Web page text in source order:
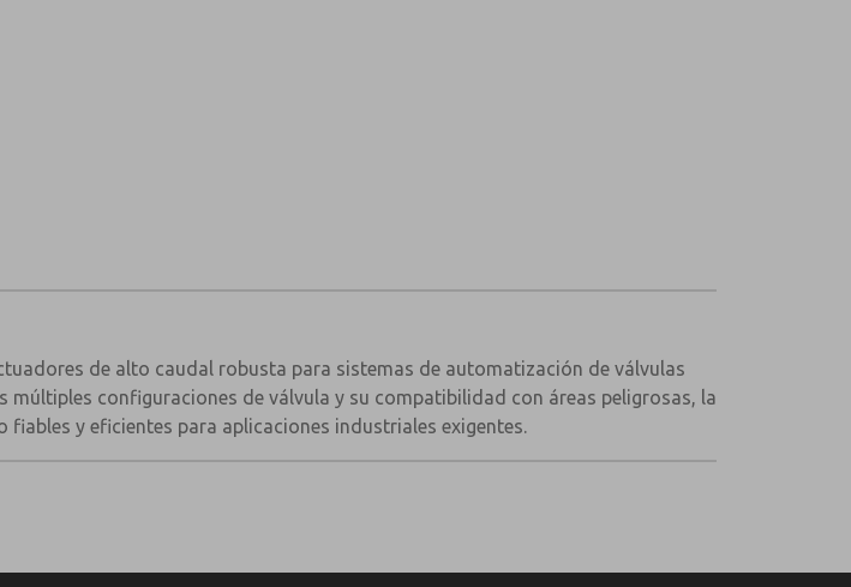
de alto caudal robusta para sistemas de automatización de válvulas
configuraciones de válvula y su compatibilidad con áreas peligrosas, la
y eficientes para aplicaciones industriales exigentes.